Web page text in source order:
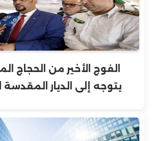
الفوج الأخير من الحجاج
يتوجه إلى الديار المقدسة